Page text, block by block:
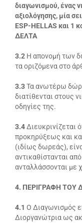
διαγωνισμού, ένας
αξιολόγησης, μία
ESP-HELLAS και 1
ΔΕΛΤΑ
3.2 Η απονομή των
τα οριζόμενα στο
3.3Τα ανωτέρω
διατίθενται στους
οδηγίες της.
3.4 Διευκρινίζεται
προκηρύξεως και
(ιδίως δωρεάς),
αντικαθίστανται
ανταλλάσσονται με
4. ΠΕΡΙΓΡΑΦΗ ΤΟΥ
4.1 Ο Διαγωνισμός
Διοργανώτρια ως